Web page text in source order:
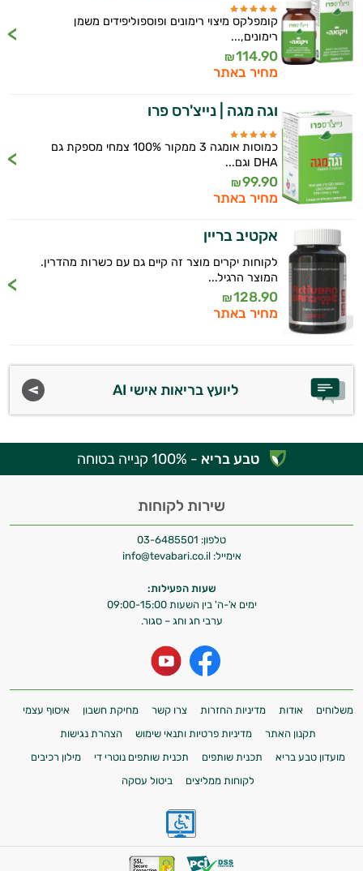
קומפלקס מיצוי רימונים ופוספוליפידים משמן
רימונים,...
114.90
₪
מחיר באתר
וגה מגה | נייצ'רס פרו
כמוסות אומגה 3 ממקור 100% צמחי מספקת גם
DHA וגם...
99.90
₪
מחיר באתר
אקטיב בריין
לקוחות יקרים מוצר זה קיים גם עם כשרות מהדרין.
המוצר הרגיל...
128.90
₪
מחיר באתר
ליועץ בריאות אישי AI
טבע בריא - 100% קנייה בטוחה
שירות לקוחות
טלפון: 03-6485501
אימייל: info@tevabari.co.il
שעות הפעילות:
ימים א'-ה' בין השעות 09:00-15:00
ערבי חג וחג – סגור.
משלוחים אודות מדיניות החזרות צרו קשר מחיקת חשבון
איסוף עצמי
תקנון האתר
מדיניות פרטיות ותנאי שימוש
הצהרת נגישות
מועדון טבע בריא
תכנית שותפים תכנית שותפים נוטרי די
מילון רכיבים
לקוחות ממליצים
ביטול עסקה